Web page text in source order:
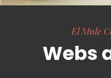
El Mule
Webs